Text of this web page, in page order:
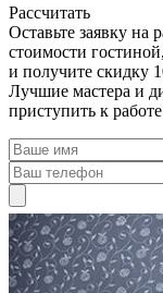
Рассчитать
Оставьте заявку на
стоимости гостиной,
и получите скидку
Лучшие мастера и
приступить к